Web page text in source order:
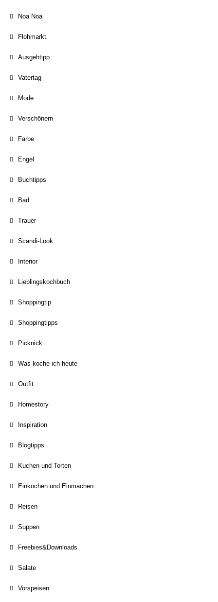
Noa Noa
Flohmarkt
Ausgehtipp
Vatertag
Mode
Verschönern
Farbe
Engel
Buchtipps
Bad
Trauer
Scandi-Look
Interior
Lieblingskochbuch
Shoppingtip
Shoppingtipps
Picknick
Was koche ich heute
Outfit
Homestory
Inspiration
Blogtipps
Kuchen und Torten
Einkochen und Einmachen
Reisen
Suppen
Freebies&Downloads
Salate
Vorspeisen